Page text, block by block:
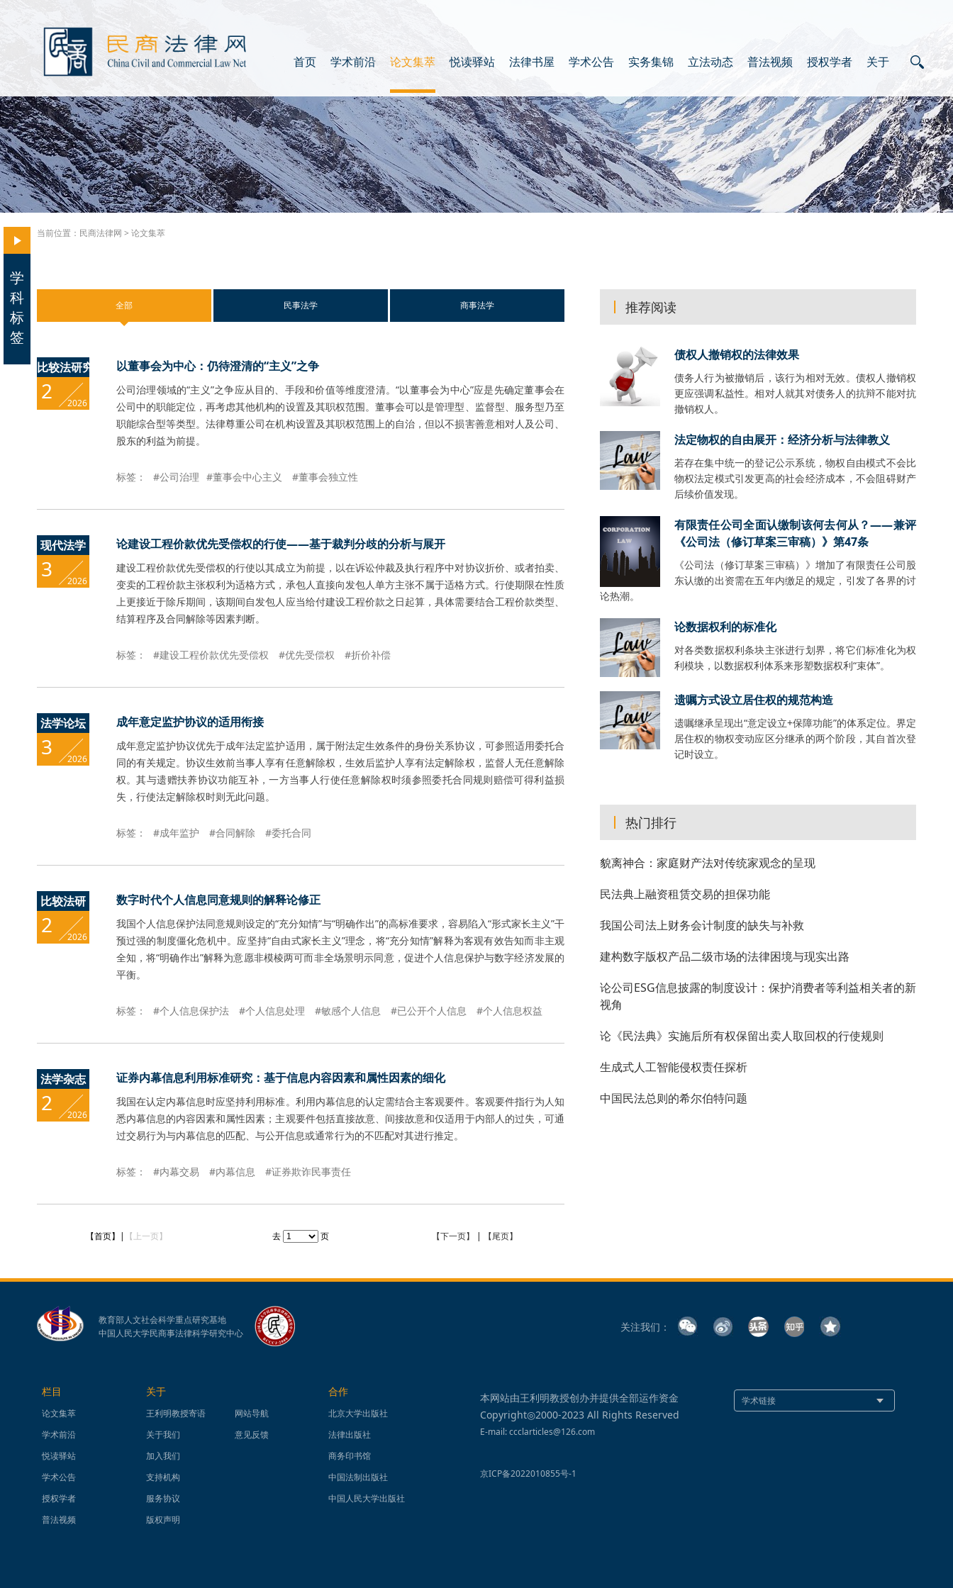
首页 学术前沿 论文集萃 悦读驿站 法律书屋 学术公告 实务集锦 立法动态 普法视频 授权学者 关于
当前位置： 民商法律网 > 论文集萃
全部 民事法学 商事法学
比较法研究
2 2026
以董事会为中心：仍待澄清的“主义”之争
公司治理领域的“主义”之争应从目的、手段和价值等维度澄清。“以董事会为中心”应是先确定董事会在
公司中的职能定位，再考虑其他机构的设置及其职权范围。董事会可以是管理型、监督型、服务型乃至
职能综合型等类型。法律尊重公司在机构设置及其职权范围上的自治，但以不损害善意相对人及公司、
股东的利益为前提。
标签： #公司治理 #董事会中心主义 #董事会独立性
现代法学
3 2026
论建设工程价款优先受偿权的行使——基于裁判分歧的分析与展开
建设工程价款优先受偿权的行使以其成立为前提，以在诉讼仲裁及执行程序中对协议折价、或者拍卖、
变卖的工程价款主张权利为适格方式，承包人直接向发包人单方主张不属于适格方式。行使期限在性质
上更接近于除斥期间，该期间自发包人应当给付建设工程价款之日起算，具体需要结合工程价款类型、
结算程序及合同解除等因素判断。
标签： #建设工程价款优先受偿权 #优先受偿权 #折价补偿
法学论坛
3 2026
成年意定监护协议的适用衔接
成年意定监护协议优先于成年法定监护适用，属于附法定生效条件的身份关系协议，可参照适用委托合
同的有关规定。协议生效前当事人享有任意解除权，生效后监护人享有法定解除权，监督人无任意解除
权。其与遗赠扶养协议功能互补，一方当事人行使任意解除权时须参照委托合同规则赔偿可得利益损
失，行使法定解除权时则无此问题。
标签： #成年监护 #合同解除 #委托合同
比较法研
2 2026
数字时代个人信息同意规则的解释论修正
我国个人信息保护法同意规则设定的“充分知情”与“明确作出”的高标准要求，容易陷入“形式家长主义”干
预过强的制度僵化危机中。应坚持“自由式家长主义”理念，将“充分知情”解释为客观有效告知而非主观
全知，将“明确作出”解释为意愿非模棱两可而非全场景明示同意，促进个人信息保护与数字经济发展的
平衡。
标签： #个人信息保护法 #个人信息处理 #敏感个人信息 #已公开个人信息 #个人信息权益
法学杂志
2 2026
证券内幕信息利用标准研究：基于信息内容因素和属性因素的细化
我国在认定内幕信息时应坚持利用标准。利用内幕信息的认定需结合主客观要件。客观要件指行为人知
悉内幕信息的内容因素和属性因素；主观要件包括直接故意、间接故意和仅适用于内部人的过失，可通
过交易行为与内幕信息的匹配、与公开信息或通常行为的不匹配对其进行推定。
标签： #内幕交易 #内幕信息 #证券欺诈民事责任
【首页】| 【上一页】 去 页 【下一页】 | 【尾页】
推荐阅读
债权人撤销权的法律效果
债务人行为被撤销后，该行为相对无效。债权人撤销权
更应强调私益性。相对人就其对债务人的抗辩不能对抗
撤销权人。
法定物权的自由展开：经济分析与法律教义
若存在集中统一的登记公示系统，物权自由模式不会比
物权法定模式引发更高的社会经济成本，不会阻碍财产
后续价值发现。
有限责任公司全面认缴制该何去何从？——兼评
《公司法（修订草案三审稿）》第47条
《公司法（修订草案三审稿）》增加了有限责任公司股
东认缴的出资需在五年内缴足的规定，引发了各界的讨
论热潮。
论数据权利的标准化
对各类数据权利条块主张进行划界，将它们标准化为权
利模块，以数据权利体系来形塑数据权利“束体”。
遗嘱方式设立居住权的规范构造
遗嘱继承呈现出“意定设立+保障功能”的体系定位。界定
居住权的物权变动应区分继承的两个阶段，其自首次登
记时设立。
热门排行
貌离神合：家庭财产法对传统家观念的呈现
民法典上融资租赁交易的担保功能
我国公司法上财务会计制度的缺失与补救
建构数字版权产品二级市场的法律困境与现实出路
论公司ESG信息披露的制度设计：保护消费者等利益相关者的新
视角
论《民法典》实施后所有权保留出卖人取回权的行使规则
生成式人工智能侵权责任探析
中国民法总则的希尔伯特问题
教育部人文社会科学重点研究基地
中国人民大学民商事法律科学研究中心
栏目
论文集萃
学术前沿
悦读驿站
学术公告
授权学者
普法视频
关于
王利明教授寄语
关于我们
加入我们
支持机构
服务协议
版权声明
网站导航
意见反馈
合作
北京大学出版社
法律出版社
商务印书馆
中国法制出版社
中国人民大学出版社
关注我们：
本网站由王利明教授创办并提供全部运作资金
Copyright◎2000-2023 All Rights Reserved
E-mail: ccclarticles@126.com
京ICP备2022010855号-1
学
科
标
签